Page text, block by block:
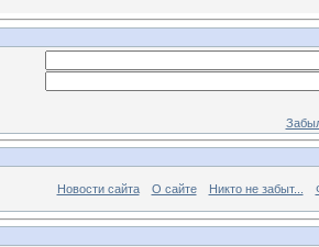
Новости сайта О сайте Никто не забыт...